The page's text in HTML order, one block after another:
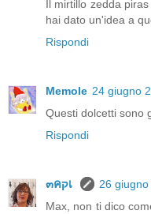
Il mirtillo zedda
hai dato un'idea a
Rispondi
Memole 24 giugno
Questi dolcetti sono
Rispondi
๓คקเ
26
Max, non ti dico